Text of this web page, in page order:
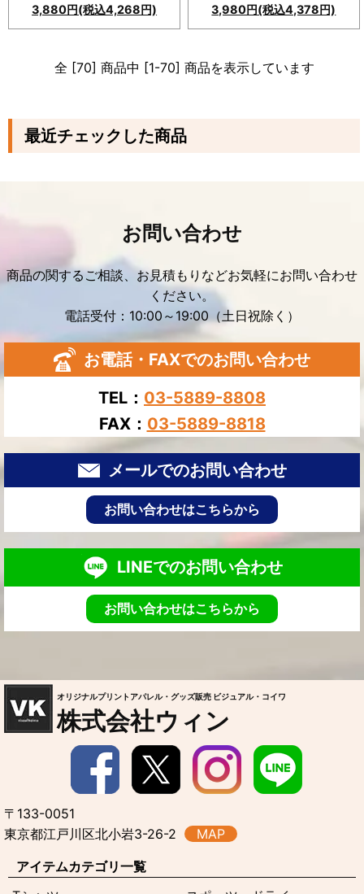
3,880円(税込4,268円) 3,980円(税込4,378円)
全 [70] 商品中 [1-70] 商品を表示しています
最近チェックした商品
お問い合わせ
商品の関するご相談、お見積もりなどお気軽にお問い合わせ
ください。
電話受付：10:00～19:00（土日祝除く）
お電話・FAXでのお問い合わせ
TEL： 03-5889-8808
FAX： 03-5889-8818
メールでのお問い合わせ
お問い合わせはこちらから
LINEでのお問い合わせ
お問い合わせはこちらから
オリジナルプリントアパレル・グッズ販売 ビジュアル・コイワ
株式会社ウィン
〒133-0051
東京都江戸川区北小岩3-26-2
MAP
アイテムカテゴリ一覧